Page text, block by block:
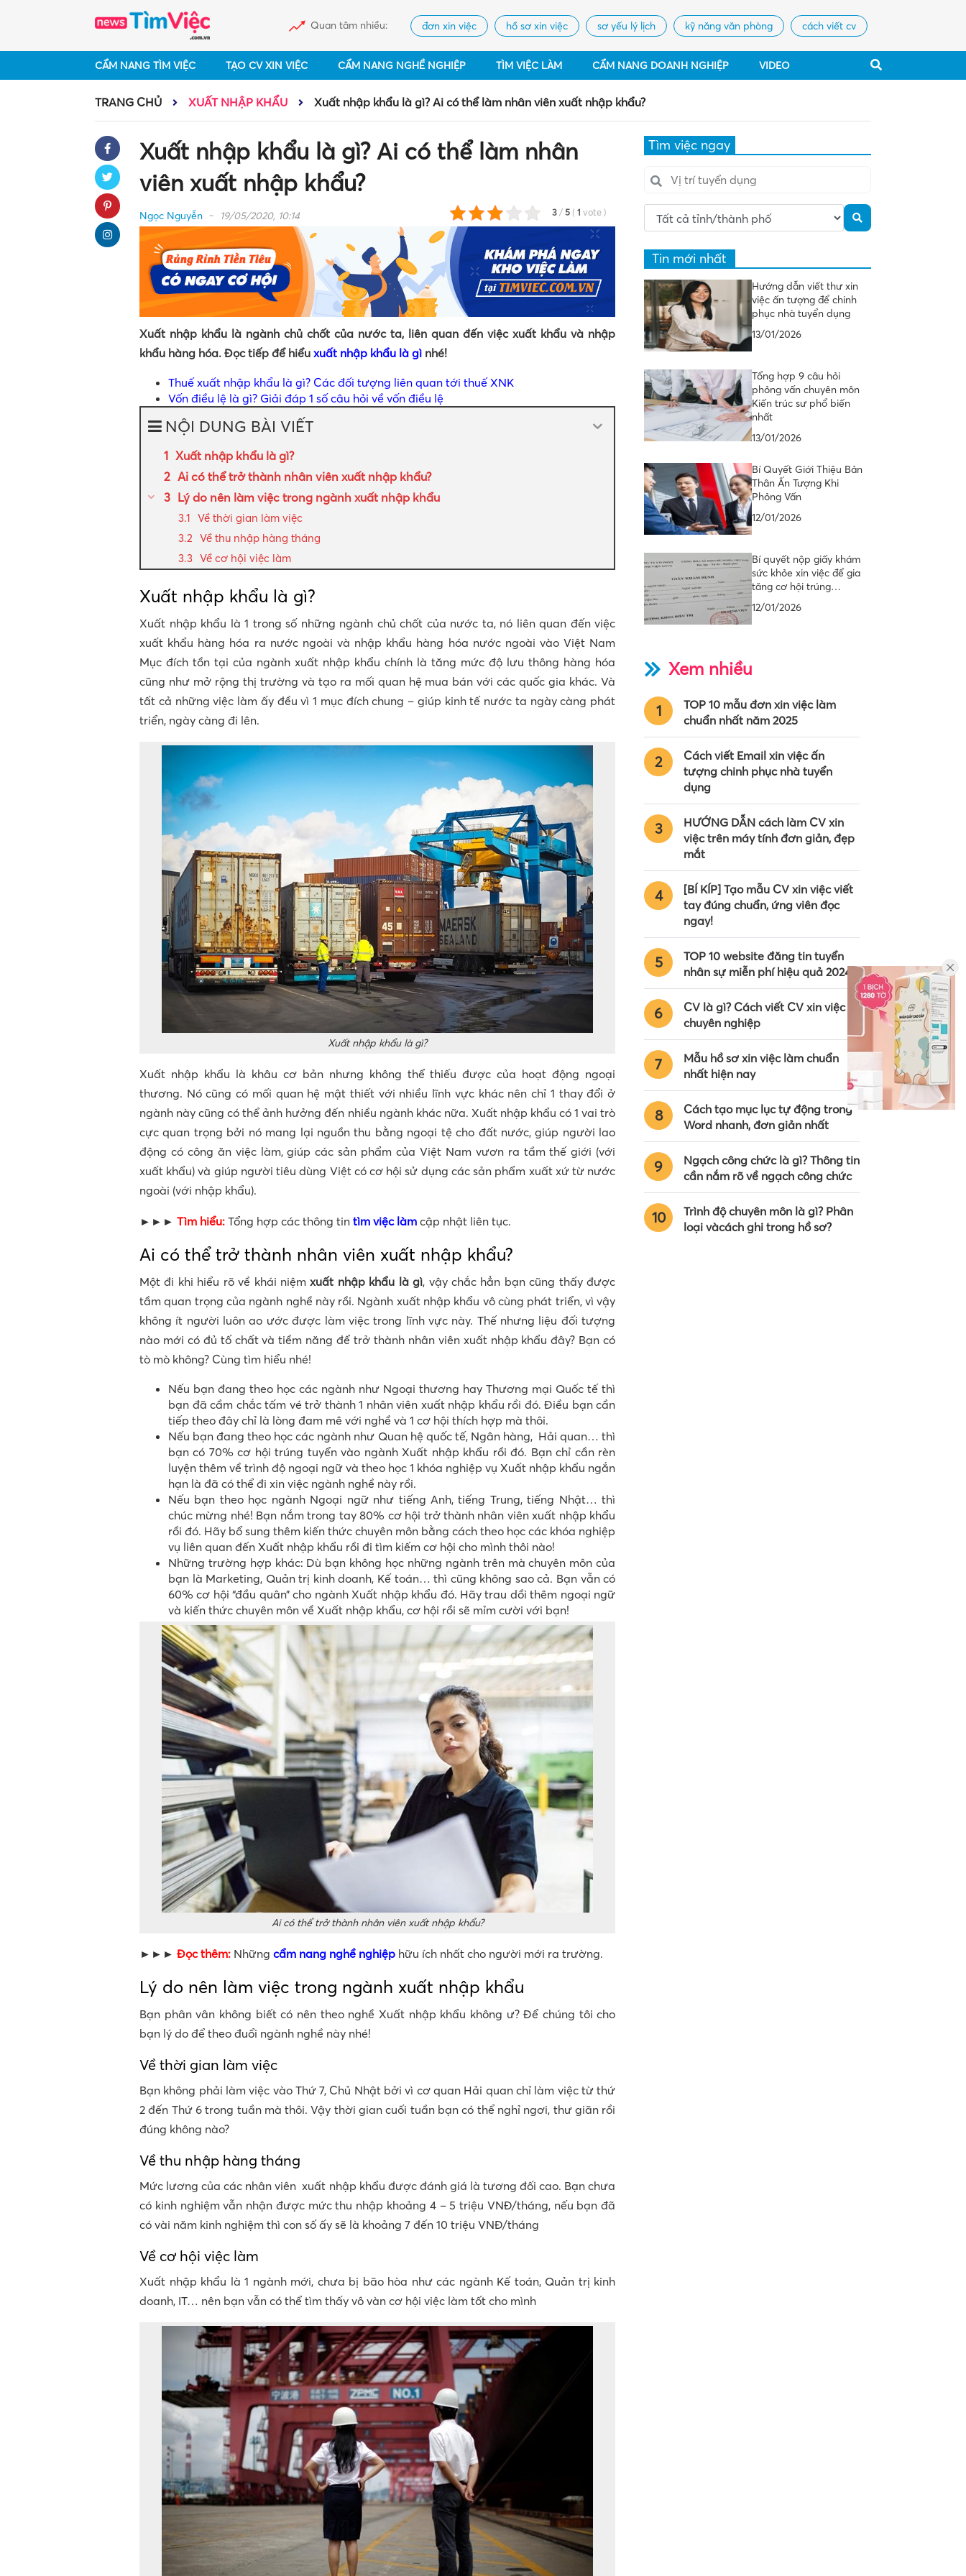
Quan tâm nhiều: đơn xin việc hồ sơ xin việc sơ yếu lý lịch kỹ năng văn phòng cách viết cv
CẨM NANG TÌM VIỆC TẠO CV XIN VIỆC CẨM NANG NGHỀ NGHIỆP TÌM VIỆC LÀM CẨM NANG DOANH NGHIỆP VIDEO
TRANG CHỦ XUẤT NHẬP KHẨU Xuất nhập khẩu là gì? Ai có thể làm nhân viên xuất nhập khẩu?
Xuất nhập khẩu là gì? Ai có thể làm nhân
viên xuất nhập khẩu?
3 / 5 ( 1 vote )
Ngọc Nguyễn 19/05/2020, 10:14
Xuất nhập khẩu là ngành chủ chốt của nước ta, liên quan đến việc xuất khẩu và nhập
khẩu hàng hóa. Đọc tiếp để hiểu xuất nhập khẩu là gì nhé!
Thuế xuất nhập khẩu là gì? Các đối tượng liên quan tới thuế XNK
Vốn điều lệ là gì? Giải đáp 1 số câu hỏi về vốn điều lệ
NỘI DUNG BÀI VIẾT
Xuất nhập khẩu là gì?
Ai có thể trở thành nhân viên xuất nhập khẩu?
Lý do nên làm việc trong ngành xuất nhập khẩu
Về thời gian làm việc
Về thu nhập hàng tháng
Về cơ hội việc làm
Xuất nhập khẩu là gì?
Xuất nhập khẩu là 1 trong số những ngành chủ chốt của nước ta, nó liên quan đến việc
xuất khẩu hàng hóa ra nước ngoài và nhập khẩu hàng hóa nước ngoài vào Việt Nam
Mục đích tồn tại của ngành xuất nhập khẩu chính là tăng mức độ lưu thông hàng hóa
cũng như mở rộng thị trường và tạo ra mối quan hệ mua bán với các quốc gia khác. Và
tất cả những việc làm ấy đều vì 1 mục đích chung – giúp kinh tế nước ta ngày càng phát
triển, ngày càng đi lên.
Xuất nhập khẩu là gì?
Xuất nhập khẩu là khâu cơ bản nhưng không thể thiếu được của hoạt động ngoại
thương. Nó cũng có mối quan hệ mật thiết với nhiều lĩnh vực khác nên chỉ 1 thay đổi ở
ngành này cũng có thể ảnh hưởng đến nhiều ngành khác nữa. Xuất nhập khẩu có 1 vai trò
cực quan trọng bởi nó mang lại nguồn thu bằng ngoại tệ cho đất nước, giúp người lao
động có công ăn việc làm, giúp các sản phẩm của Việt Nam vươn ra tầm thế giới (với
xuất khẩu) và giúp người tiêu dùng Việt có cơ hội sử dụng các sản phẩm xuất xứ từ nước
ngoài (với nhập khẩu).
►►► Tìm hiểu: Tổng hợp các thông tin tìm việc làm cập nhật liên tục.
Ai có thể trở thành nhân viên xuất nhập khẩu?
Một đi khi hiểu rõ về khái niệm xuất nhập khẩu là gì, vậy chắc hẳn bạn cũng thấy được
tầm quan trọng của ngành nghề này rồi. Ngành xuất nhập khẩu vô cùng phát triển, vì vậy
không ít người luôn ao ước được làm việc trong lĩnh vực này. Thế nhưng liệu đối tượng
nào mới có đủ tố chất và tiềm năng để trở thành nhân viên xuất nhập khẩu đây? Bạn có
tò mò không? Cùng tìm hiểu nhé!
Nếu bạn đang theo học các ngành như Ngoại thương hay Thương mại Quốc tế thì
bạn đã cầm chắc tấm vé trở thành 1 nhân viên xuất nhập khẩu rồi đó. Điều bạn cần
tiếp theo đây chỉ là lòng đam mê với nghề và 1 cơ hội thích hợp mà thôi.
Nếu bạn đang theo học các ngành như Quan hệ quốc tế, Ngân hàng, Hải quan… thì
bạn có 70% cơ hội trúng tuyển vào ngành Xuất nhập khẩu rồi đó. Bạn chỉ cần rèn
luyện thêm về trình độ ngoại ngữ và theo học 1 khóa nghiệp vụ Xuất nhập khẩu ngắn
hạn là đã có thể đi xin việc ngành nghề này rồi.
Nếu bạn theo học ngành Ngoại ngữ như tiếng Anh, tiếng Trung, tiếng Nhật… thì
chúc mừng nhé! Bạn nắm trong tay 80% cơ hội trở thành nhân viên xuất nhập khẩu
rồi đó. Hãy bổ sung thêm kiến thức chuyên môn bằng cách theo học các khóa nghiệp
vụ liên quan đến Xuất nhập khẩu rồi đi tìm kiếm cơ hội cho mình thôi nào!
Những trường hợp khác: Dù bạn không học những ngành trên mà chuyên môn của
bạn là Marketing, Quản trị kinh doanh, Kế toán… thì cũng không sao cả. Bạn vẫn có
60% cơ hội “đầu quân” cho ngành Xuất nhập khẩu đó. Hãy trau dồi thêm ngoại ngữ
và kiến thức chuyên môn về Xuất nhập khẩu, cơ hội rồi sẽ mỉm cười với bạn!
Ai có thể trở thành nhân viên xuất nhập khẩu?
►►► Đọc thêm: Những cẩm nang nghề nghiệp hữu ích nhất cho người mới ra trường.
Lý do nên làm việc trong ngành xuất nhập khẩu
Bạn phân vân không biết có nên theo nghề Xuất nhập khẩu không ư? Để chúng tôi cho
bạn lý do để theo đuổi ngành nghề này nhé!
Về thời gian làm việc
Bạn không phải làm việc vào Thứ 7, Chủ Nhật bởi vì cơ quan Hải quan chỉ làm việc từ thứ
2 đến Thứ 6 trong tuần mà thôi. Vậy thời gian cuối tuần bạn có thể nghỉ ngơi, thư giãn rồi
đúng không nào?
Về thu nhập hàng tháng
Mức lương của các nhân viên xuất nhập khẩu được đánh giá là tương đối cao. Bạn chưa
có kinh nghiệm vẫn nhận được mức thu nhập khoảng 4 – 5 triệu VNĐ/tháng, nếu bạn đã
có vài năm kinh nghiệm thì con số ấy sẽ là khoảng 7 đến 10 triệu VNĐ/tháng
Về cơ hội việc làm
Xuất nhập khẩu là 1 ngành mới, chưa bị bão hòa như các ngành Kế toán, Quản trị kinh
doanh, IT… nên bạn vẫn có thể tìm thấy vô vàn cơ hội việc làm tốt cho mình
Tìm việc ngay
Tin mới nhất
Hướng dẫn viết thư xin
việc ấn tượng để chinh
phục nhà tuyển dụng
13/01/2026
Tổng hợp 9 câu hỏi
phỏng vấn chuyên môn
Kiến trúc sư phổ biến
nhất
13/01/2026
Bí Quyết Giới Thiệu Bản
Thân Ấn Tượng Khi
Phỏng Vấn
12/01/2026
Bí quyết nộp giấy khám
sức khỏe xin việc để gia
tăng cơ hội trúng…
12/01/2026
Xem nhiều
1
TOP 10 mẫu đơn xin việc làm
chuẩn nhất năm 2025
2
Cách viết Email xin việc ấn
tượng chinh phục nhà tuyển
dụng
3
HƯỚNG DẪN cách làm CV xin
việc trên máy tính đơn giản, đẹp
mắt
4
[BÍ KÍP] Tạo mẫu CV xin việc viết
tay đúng chuẩn, ứng viên đọc
ngay!
5
TOP 10 website đăng tin tuyển
nhân sự miễn phí hiệu quả 2024
6
CV là gì? Cách viết CV xin việc
chuyên nghiệp
7
Mẫu hồ sơ xin việc làm chuẩn
nhất hiện nay
8
Cách tạo mục lục tự động trong
Word nhanh, đơn giản nhất
9
Ngạch công chức là gì? Thông tin
cần nắm rõ về ngạch công chức
10
Trình độ chuyên môn là gì? Phân
loại vàcách ghi trong hồ sơ?